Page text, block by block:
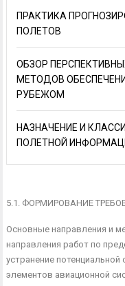
ПРАКТИКА
ПОЛЕТОВ
ОБЗОР
МЕТОДОВ
РУБЕЖОМ
НАЗНАЧЕНИЕ И
ПОЛЕТНОЙ
5.1. ФОРМИРОВАНИЕ
Основные направления и
направления работ по
устранение
элементов авиационной